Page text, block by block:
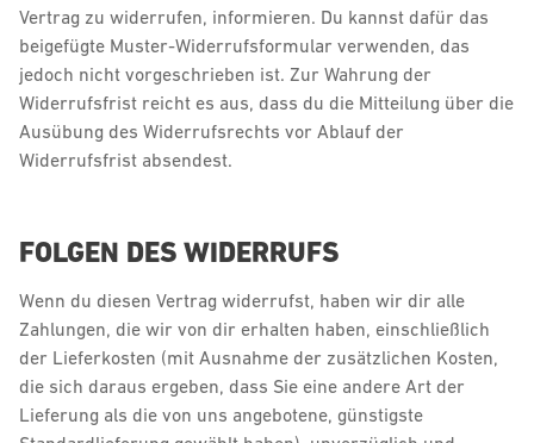
Vertrag zu widerrufen, informieren. Du kannst dafür das
beigefügte Muster-Widerrufsformular verwenden, das
jedoch nicht vorgeschrieben ist. Zur Wahrung der
Widerrufsfrist reicht es aus, dass du die Mitteilung über die
Ausübung des Widerrufsrechts vor Ablauf der
Widerrufsfrist absendest.
FOLGEN DES WIDERRUFS
Wenn du diesen Vertrag widerrufst, haben wir dir alle
Zahlungen, die wir von dir erhalten haben, einschließlich
der Lieferkosten (mit Ausnahme der zusätzlichen Kosten,
die sich daraus ergeben, dass Sie eine andere Art der
Lieferung als die von uns angebotene, günstigste